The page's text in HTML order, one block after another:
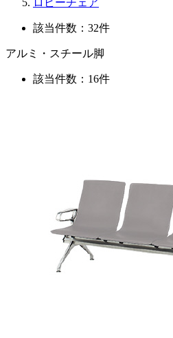
該当件数：32件
アルミ・スチール脚
該当件数：16件